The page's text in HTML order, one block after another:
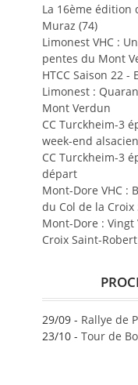
La 16ème édition
Muraz (74)
Limonest VHC :
pentes du Mont
HTCC Saison 22
Limonest :
Mont Verdun
CC Turckheim-3
week-end alsacien
CC Turckheim-3
départ
Mont-Dore VHC :
du Col de la Croix
Mont-Dore : Vingt
Croix Saint-Robert
29/09 - Rallye de
23/10 - Tour de